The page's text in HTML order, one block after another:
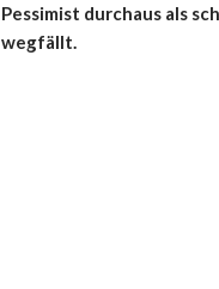
Pessimist durchaus als
wegfällt.